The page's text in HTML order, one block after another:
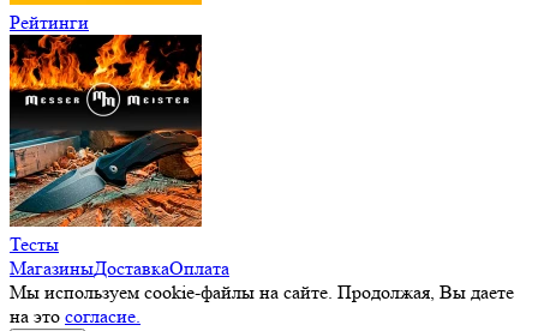
Рейтинги
Тесты
МагазиныДоставкаОплата
Мы используем cookie-файлы на сайте. Продолжая, Вы даете
на это согласие.